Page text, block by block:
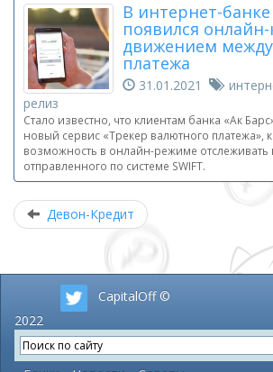
В интернет-банке
появился
движением
платежа
31.01.2021
релиз
Стало известно, что клиентам банка «Ак
новый сервис «Трекер валютного платежа»,
возможность в онлайн-режиме отслеживать
отправленного по системе SWIFT.
Девон-Кредит
CapitalOff ©
2022